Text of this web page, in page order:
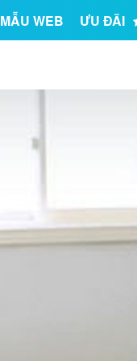
MẪU WEB ƯU ĐÃI